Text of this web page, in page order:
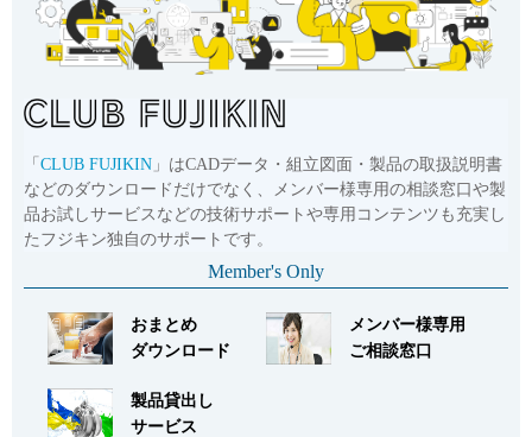
「 CLUB FUJIKIN 」はCADデータ・組立図面・製品の取扱説明書
などのダウンロードだけでなく、メンバー様専用の相談窓口や製
品お試しサービスなどの技術サポートや専用コンテンツも充実し
たフジキン独自のサポートです。
Member's Only
おまとめ
ダウンロード
メンバー様専用
ご相談窓口
製品貸出し
サービス